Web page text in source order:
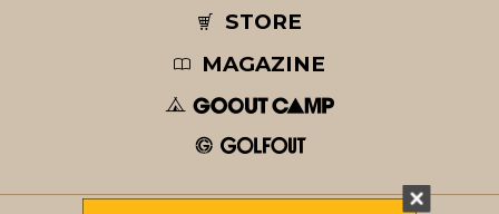
STORE
MAGAZINE